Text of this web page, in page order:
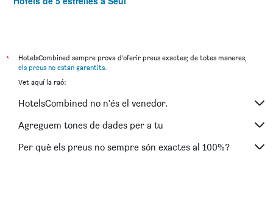
*
HotelsCombined sempre prova d'oferir preus exactes; de totes maneres,
els preus no estan garantits.
Vet aquí la raó:
HotelsCombined no n'és el venedor.
Agreguem tones de dades per a tu
Per què els preus no sempre són exactes al 100%?